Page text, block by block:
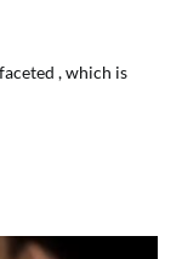
, which is